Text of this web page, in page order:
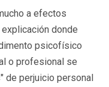
a efectos
donde
psicofísico
o profesional se
de perjuicio personal